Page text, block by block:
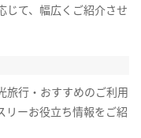
じて、幅広くご紹介させ
旅行・おすすめのご利用
リーお役立ち情報をご紹